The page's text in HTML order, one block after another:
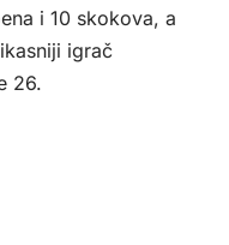
i 10 skokova, a
igrač
26.